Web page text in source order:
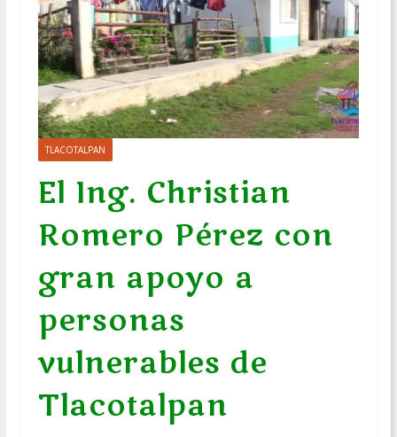
TLACOTALPAN
El Ing. Christian
Romero Pérez con
gran apoyo a
personas
vulnerables de
Tlacotalpan